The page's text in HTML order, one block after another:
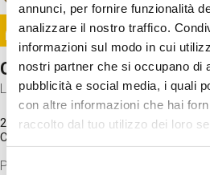
annunci, per fornire funzionalità
analizzare il nostro traffico.
informazioni sul modo in cui
nostri partner che si occupano di
pubblicità e social media, i quali
con altre informazioni che hai
raccolto dal tuo utilizzo dei loro
Selezione
Image
SUNDAY@STEP
Come funziona il
Laboratorio
20 Set 2026 / 11:15 - 13:00
Costo
Proveremo a costruire un cervello in